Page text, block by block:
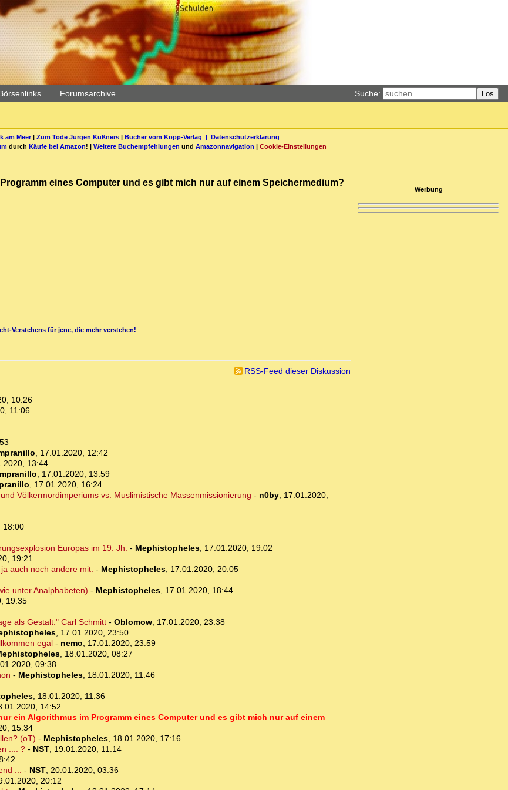
Forumsarchive Suche: Los
am Meer| Zum Tode Jürgen Küßners| Bücher vom Kopp-Verlag | Datenschutzerklärung
durch Käufe bei Amazon! | Weitere Buchempfehlungen und Amazonnavigation | Cookie-Einstellungen
eines Computer und es gibt mich nur auf einem Speichermedium?
Verstehens für jene, die mehr verstehen!
RSS-Feed dieser Diskussion
10:26
11:06
, 17.01.2020, 12:42
13:44
, 17.01.2020, 13:59
, 17.01.2020, 16:24
Völkermordimperiums vs. Muslimistische Massenmissionierung - n0by, 17.01.2020,
18:00
Europas im 19. Jh. - Mephistopheles, 17.01.2020, 19:02
19:21
auch noch andere mit. - Mephistopheles, 17.01.2020, 20:05
unter Analphabeten) - Mephistopheles, 17.01.2020, 18:44
19:35
als Gestalt." Carl Schmitt- Oblomow, 17.01.2020, 23:38
, 17.01.2020, 23:50
egal- nemo, 17.01.2020, 23:59
, 18.01.2020, 08:27
09:38
- Mephistopheles, 18.01.2020, 11:46
, 18.01.2020, 11:36
14:52
ein Algorithmus im Programm eines Computer und es gibt mich nur auf einem
15:34
(oT) - Mephistopheles, 18.01.2020, 17:16
.... ?- NST, 19.01.2020, 11:14
... - NST, 20.01.2020, 03:36
20:12
Werbung